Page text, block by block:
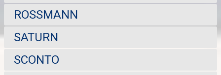
ROSSMANN
SATURN
SCONTO